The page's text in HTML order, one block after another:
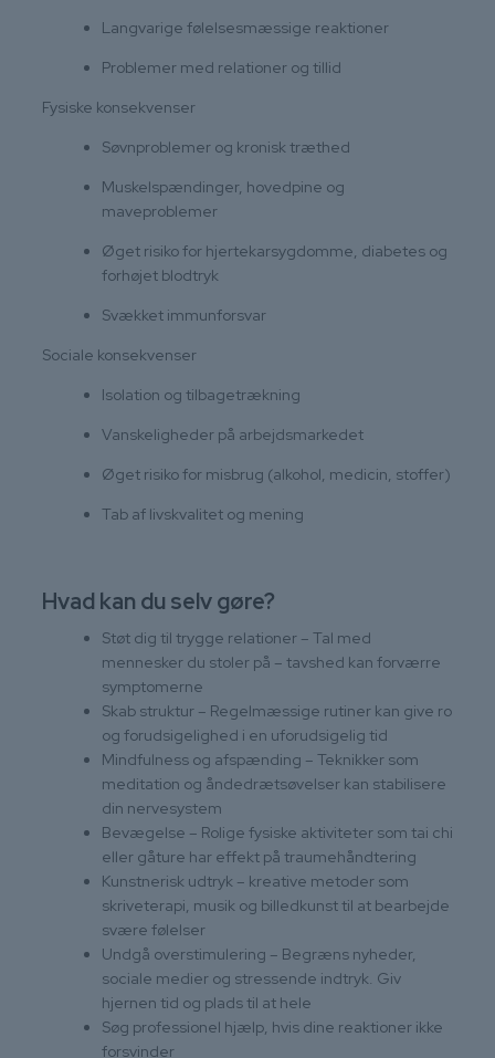
Langvarige følelsesmæssige reaktioner
Problemer med relationer og tillid
Fysiske konsekvenser
Søvnproblemer og kronisk træthed
Muskelspændinger, hovedpine og
maveproblemer
Øget risiko for hjertekarsygdomme, diabetes og
forhøjet blodtryk
Svækket immunforsvar
Sociale konsekvenser
Isolation og tilbagetrækning
Vanskeligheder på arbejdsmarkedet
Øget risiko for misbrug (alkohol, medicin, stoffer)
Tab af livskvalitet og mening
Hvad kan du selv gøre?
Støt dig til trygge relationer – Tal med
mennesker du stoler på – tavshed kan forværre
symptomerne
Skab struktur – Regelmæssige rutiner kan give ro
og forudsigelighed i en uforudsigelig tid
Mindfulness og afspænding – Teknikker som
meditation og åndedrætsøvelser kan stabilisere
din nervesystem
Bevægelse – Rolige fysiske aktiviteter som tai chi
eller gåture har effekt på traumehåndtering
Kunstnerisk udtryk – kreative metoder som
skriveterapi, musik og billedkunst til at bearbejde
svære følelser
Undgå overstimulering – Begræns nyheder,
sociale medier og stressende indtryk. Giv
hjernen tid og plads til at hele
Søg professionel hjælp, hvis dine reaktioner ikke
forsvinder